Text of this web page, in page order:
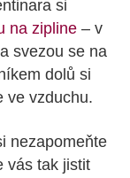
si
na zipline – v
svezou se na
dolů si
ve vzduchu.
nezapomeňte
vás tak jistit